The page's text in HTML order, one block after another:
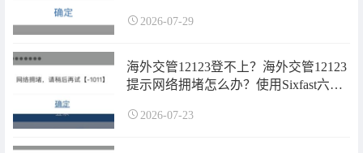
2026-07-29
海外交管12123登不上？海外交管12123
提示网络拥堵怎么办？使用Sixfast六毫
2026-07-23